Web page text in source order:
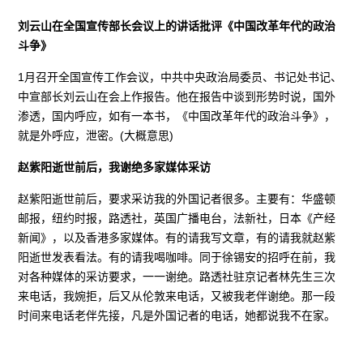
刘云山在全国宣传部长会议上的讲话批评《中国改革年代的政治
斗争》
1月召开全国宣传工作会议，中共中央政治局委员、书记处书记、
中宣部长刘云山在会上作报告。他在报告中谈到形势时说，国外
渗透，国内呼应，如有一本书，《中国改革年代的政治斗争》，
就是外呼应，泄密。(大概意思)
赵紫阳逝世前后，我谢绝多家媒体采访
赵紫阳逝世前后，要求采访我的外国记者很多。主要有：华盛顿
邮报，纽约时报，路透社，英国广播电台，法新社，日本《产经
新闻》，以及香港多家媒体。有的请我写文章，有的请我就赵紫
阳逝世发表看法。有的请我喝咖啡。同于徐锡安的招呼在前，我
对各种媒体的采访要求，一一谢绝。路透社驻京记者林先生三次
来电话，我婉拒，后又从伦敦来电话，又被我老伴谢绝。那一段
时间来电话老伴先接，凡是外国记者的电话，她都说我不在家。